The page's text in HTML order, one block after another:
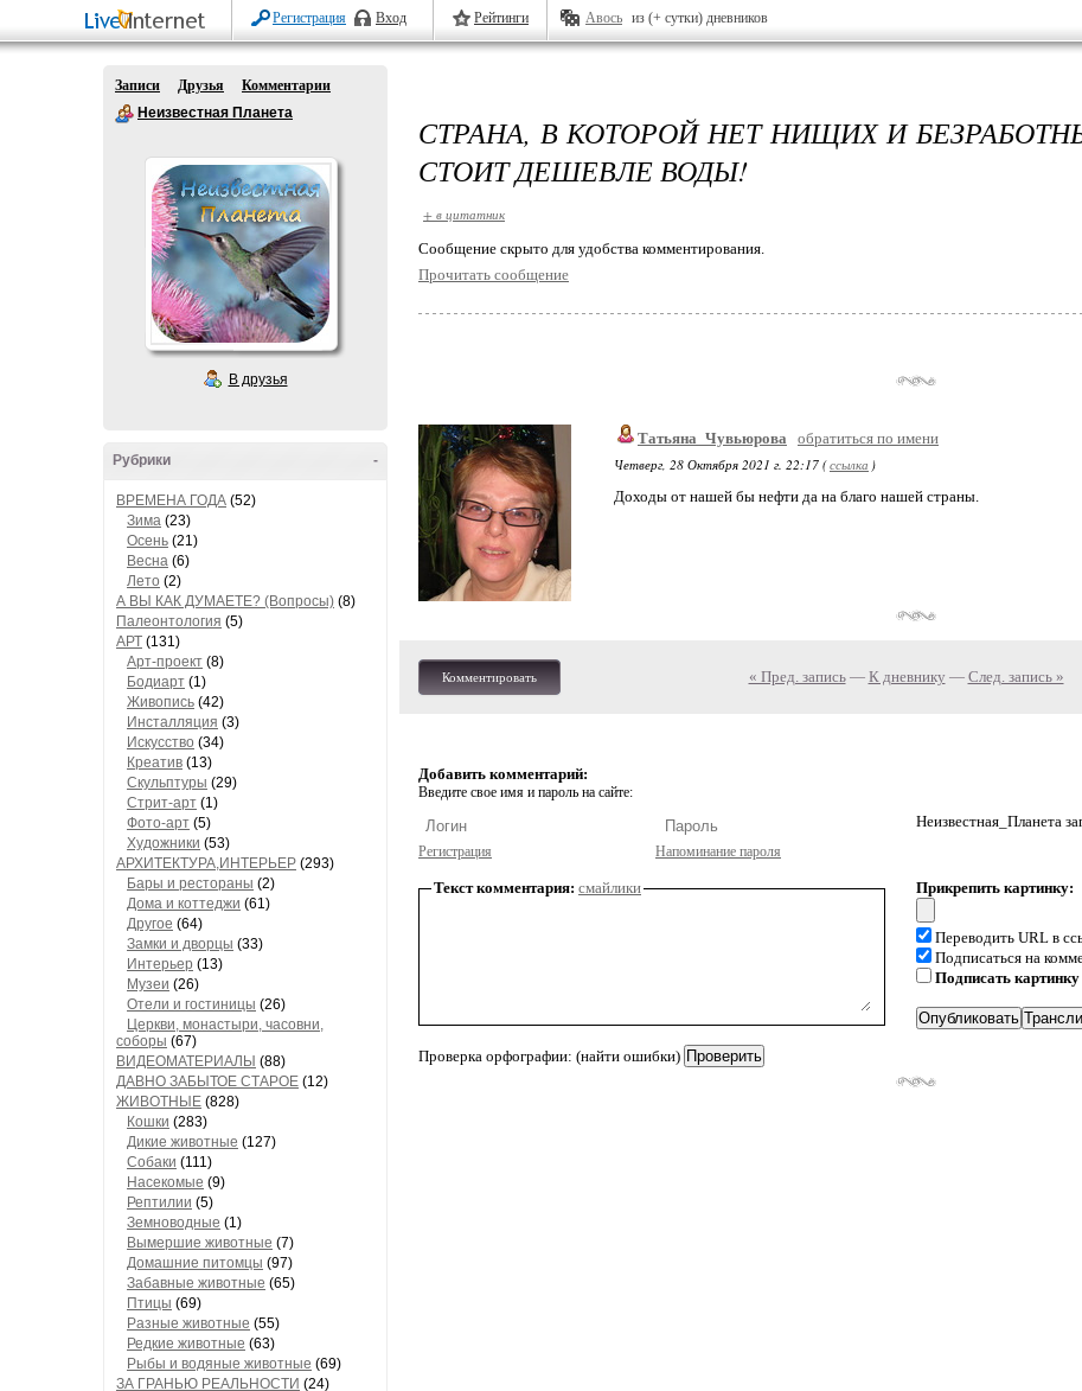
Регистрация Вход Рейтинги Авось из (+ сутки) дневников
Записи Друзья
Комментарии
Неизвестная Планета
В друзья
-
Рубрики
ВРЕМЕНА ГОДА (52)
Зима (23)
Осень (21)
Весна (6)
Лето (2)
А ВЫ КАК ДУМАЕТЕ? (Вопросы) (8)
Палеонтология (5)
АРТ (131)
Арт-проект (8)
Бодиарт (1)
Живопись (42)
Инсталляция (3)
Искусство (34)
Креатив (13)
Скульптуры (29)
Стрит-арт (1)
Фото-арт (5)
Художники (53)
АРХИТЕКТУРА,ИНТЕРЬЕР (293)
Бары и рестораны (2)
Дома и коттеджи (61)
Другое (64)
Замки и дворцы (33)
Интерьер (13)
Музеи (26)
Отели и гостиницы (26)
Церкви, монастыри, часовни,
соборы (67)
ВИДЕОМАТЕРИАЛЫ (88)
ДАВНО ЗАБЫТОЕ СТАРОЕ (12)
ЖИВОТНЫЕ (828)
Кошки (283)
Дикие животные (127)
Собаки (111)
Насекомые (9)
Рептилии (5)
Земноводные (1)
Вымершие животные (7)
Домашние питомцы (97)
Забавные животные (65)
Птицы (69)
Разные животные (55)
Редкие животные (63)
Рыбы и водяные животные (69)
ЗА ГРАНЬЮ РЕАЛЬНОСТИ (24)
СТРАНА, В КОТОРОЙ НЕТ НИЩИХ И
СТОИТ ДЕШЕВЛЕ ВОДЫ!
+ в цитатник
Cообщение скрыто для удобства комментирования.
Прочитать сообщение
Татьяна_Чувьюрова
обратиться по имени
Четверг, 28 Октября 2021 г. 22:17 (ссылка )
Доходы от нашей бы нефти да на благо нашей страны.
Комментировать « Пред. запись— К дневнику — След. запись »
Добавить комментарий:
Введите свое имя и пароль на сайте:
Регистрация Напоминание пароля
Неизвестная_Планета
Текст комментария: смайлики
Проверка орфографии: (найти ошибки)
Прикрепить картинку:
Переводить URL в
Подписаться на
Подписать картинку